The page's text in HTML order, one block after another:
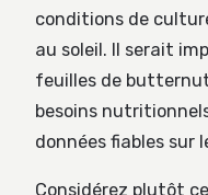
conditions de
au soleil. Il serait
feuilles de
besoins
données fiables sur
Considérez plutôt